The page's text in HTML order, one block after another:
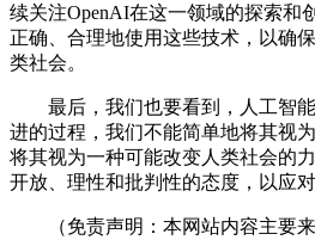
续关注OpenAI在这一领域的探索和
正确、合理地使用这些技术，以确
类社会。
最后，我们也要看到，人工智能
进的过程，我们不能简单地将其视
将其视为一种可能改变人类社会的
开放、理性和批判性的态度，以应
（免责声明：本网站内容主要来